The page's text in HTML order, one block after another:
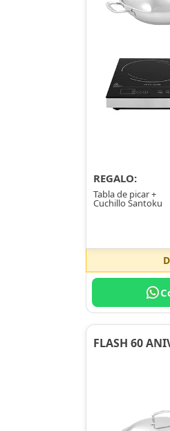
REGALO:
Tabla de picar +
Cuchillo Santoku
FLASH 60